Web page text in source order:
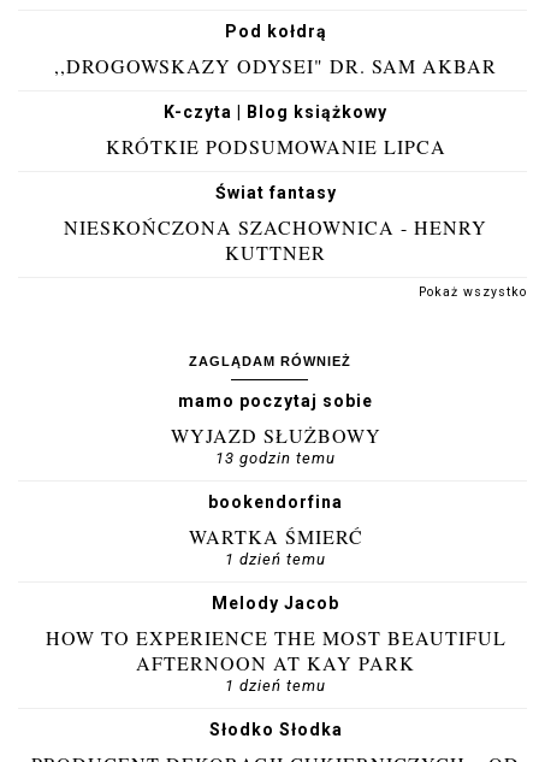
Pod kołdrą
,,DROGOWSKAZY ODYSEI" DR. SAM AKBAR
K-czyta | Blog książkowy
KRÓTKIE PODSUMOWANIE LIPCA
Świat fantasy
NIESKOŃCZONA SZACHOWNICA - HENRY
KUTTNER
Pokaż wszystko
ZAGLĄDAM RÓWNIEŻ
mamo poczytaj sobie
WYJAZD SŁUŻBOWY
13 godzin temu
bookendorfina
WARTKA ŚMIERĆ
1 dzień temu
Melody Jacob
HOW TO EXPERIENCE THE MOST BEAUTIFUL
AFTERNOON AT KAY PARK
1 dzień temu
Słodko Słodka